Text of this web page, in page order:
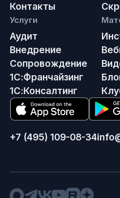
Контакты
Услуги
Аудит
Внедрение
Сопровождение
1С:Франчайзинг
1С:Консалтинг
+7 (495) 109-08-34